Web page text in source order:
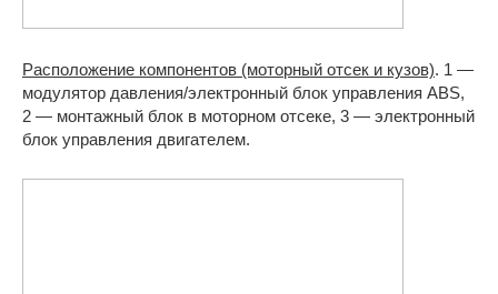
Расположение компонентов (моторный отсек и кузов). 1 —
модулятор давления/электронный блок управления ABS,
2 — монтажный блок в моторном отсеке, 3 — электронный
блок управления двигателем.